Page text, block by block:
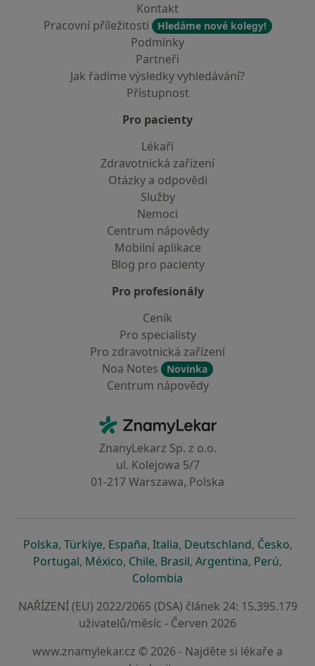
Kontakt
Pracovní příležitosti
Hledáme nové kolegy!
Podmínky
Partneři
Jak řadíme výsledky vyhledávání?
Přístupnost
Pro pacienty
Lékaři
Zdravotnická zařízení
Otázky a odpovědi
Služby
Nemoci
Centrum nápovědy
Mobilní aplikace
Blog pro pacienty
Pro profesionály
Ceník
Pro specialisty
Pro zdravotnická zařízení
Noa Notes
Novinka
Centrum nápovědy
ZnamyLekar - Hlavní stránka
ZnanyLekarz Sp. z o.o.
ul. Kolejowa 5/7
01-217 Warszawa, Polska
Polskase otevře v nové záložce
, Türkiyese otevře v nové záložce
, Españase otevře v nové záložce
, Italiase otevře v nové záložce
, Deutschlandse otevře v
, Českose
,
Portugalse otevře v nové záložce
, Méxicose otevře v nové záložce
, Chilese otevře v nové záložce
, Brasilse otevře v nové
, Argentinase otevře v
, Perúse
,
Colombia
NAŘÍZENÍ (EU) 2022/2065 (DSA) článek 24: 15.395.179
uživatelů/měsíc - Červen 2026
www.znamylekar.cz © 2026 - Najděte si lékaře a